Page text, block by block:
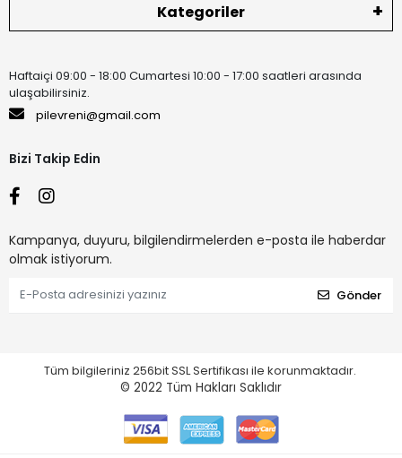
Kategoriler
Haftaiçi 09:00 - 18:00 Cumartesi 10:00 - 17:00 saatleri arasında
ulaşabilirsiniz.
pilevreni@gmail.com
Bizi Takip Edin
Kampanya, duyuru, bilgilendirmelerden e-posta ile haberdar
olmak istiyorum.
Gönder
Tüm bilgileriniz 256bit SSL Sertifikası ile korunmaktadır.
© 2022 Tüm Hakları Saklıdır